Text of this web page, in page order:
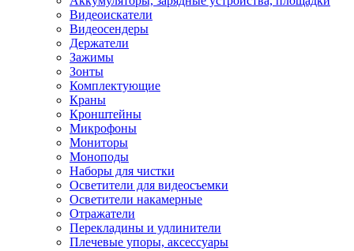
Видеоискатели
Видеосендеры
Держатели
Зажимы
Зонты
Комплектующие
Краны
Кронштейны
Микрофоны
Мониторы
Моноподы
Наборы для чистки
Осветители для видеосъемки
Осветители накамерные
Отражатели
Перекладины и удлинители
Плечевые упоры, аксессуары